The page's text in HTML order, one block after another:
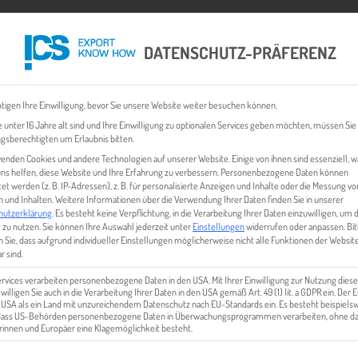
EXPORT BUSINESS PLÄNE EVENTS & NEWS INHALT
DEN DIGITALISIERUNGS
DATENSCHUTZ-PRÄFERENZ
Ihre Einwilligung, bevor Sie unsere Website weiter besuchen können.
unter 16 Jahre alt sind und Ihre Einwilligung zu optionalen Services geben möchten, müssen
um Erlaubnis bitten.
Cookies und andere Technologien auf unserer Website. Einige von ihnen sind essenziell,
helfen, diese Website und Ihre Erfahrung zu verbessern. Personenbezogene Daten können
werden (z. B. IP-Adressen), z. B. für personalisierte Anzeigen und Inhalte oder die Messung
und Inhalten. Weitere Informationen über die Verwendung Ihrer Daten finden Sie in unserer
Es besteht keine Verpflichtung, in die Verarbeitung Ihrer Daten einzuwilligen, um
nutzen. Sie können Ihre Auswahl jederzeit unterEinstellungenwiderrufen oder anpassen.
Sie, dass aufgrund individueller Einstellungen möglicherweise nicht alle Funktionen der Website
sind.
verarbeiten personenbezogene Daten in den USA. Mit Ihrer Einwilligung zur Nutzung
Sie auch in die Verarbeitung Ihrer Daten in den USA gemäß Art. 49 (1) lit. a GDPR ein. Der
als ein Land mit unzureichendem Datenschutz nach EU-Standards ein. Es besteht
US-Behörden personenbezogene Daten in Überwachungsprogrammen verarbeiten, ohne
und Europäer eine Klagemöglichkeit besteht.